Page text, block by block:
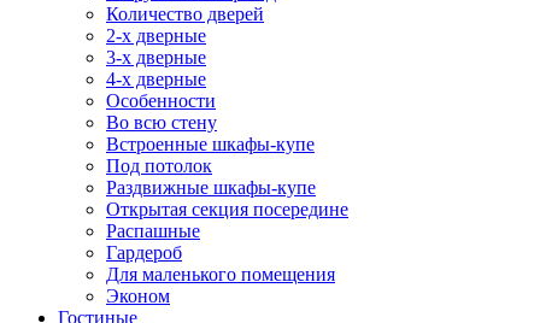
Количество дверей
2-х дверные
3-х дверные
4-х дверные
Особенности
Во всю стену
Встроенные шкафы-купе
Под потолок
Раздвижные шкафы-купе
Открытая секция посередине
Распашные
Гардероб
Для маленького помещения
Эконом
Гостиные